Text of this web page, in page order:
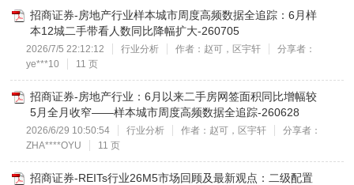
招商证券-房地产行业样本城市周度高频数据全追踪：6月样
本12城二手带看人数同比降幅扩大-260705
2026/7/5 22:12:12 行业分析 作者：赵可，区宇轩
分享者：
ye***10
11 页
招商证券-房地产行业：6月以来二手房网签面积同比增幅较
5月全月收窄——样本城市周度高频数据全追踪-260628
2026/6/29 10:50:54 行业分析 作者：赵可，区宇轩
分享者：
ZHA****OYU
11 页
招商证券-REITs行业26M5市场回顾及最新观点：二级配置